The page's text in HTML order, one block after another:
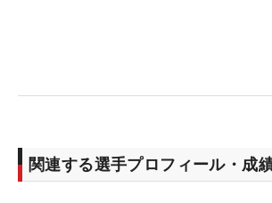
関連する選手プロフィール・成